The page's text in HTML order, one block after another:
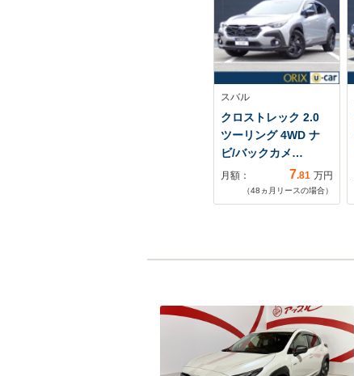
スバル
クロストレック 2.0
ツーリング 4WD ナ
ビ/バックカメ…
月額： 7.81 万円
（48 ヵ月リースの場合）